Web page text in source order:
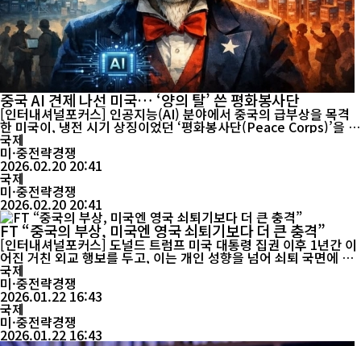
중국 AI 견제 나선 미국… ‘양의 탈’ 쓴 평화봉사단
[인터내셔널포커스] 인공지능(AI) 분야에서 중국의 급부상을 목격
한 미국이, 냉전 시기 상징이었던 ‘평화봉사단(Peace Corps)’을 기
술 중심 조직으로 재편해 글로벌 AI 경쟁에서 주도권을 되찾겠다는
구상을 내놓았다. 현지시간 2월 19일, 블룸버그 통신은 미국 정부 관
계자를 인용해, 도널드 트럼프 행정부가 이른바 ‘기술 군단(Tech C
orps)’이라는 신규 프로그램을 준비 중이라고 보도했다. 이 계획은
미국의 과학·수학 ...
국제
미·중전략경쟁
2026.02.20 20:41
국제
미·중전략경쟁
2026.02.20 20:41
FT “중국의 부상, 미국엔 영국 쇠퇴기보다 더 큰 충격”
[인터내셔널포커스] 도널드 트럼프 미국 대통령 집권 이후 1년간 이
어진 거친 외교 행보를 두고, 이는 개인 성향을 넘어 쇠퇴 국면에 접
어든 초강대국이 보이는 전형적 반응이라는 분석이 나왔다. 영국 일
간 Financial Times는 21일자 칼럼에서 1956년 영국·프랑스의 수
에즈 운하 사태를 사례로 들며 “지위 하락을 체감하는 강대국은 지
도자가 이성적일지라도 과잉 행동에 나서기 쉽다”고 짚었다. FT는
미국이 절대적...
국제
미·중전략경쟁
2026.01.22 16:43
국제
미·중전략경쟁
2026.01.22 16:43